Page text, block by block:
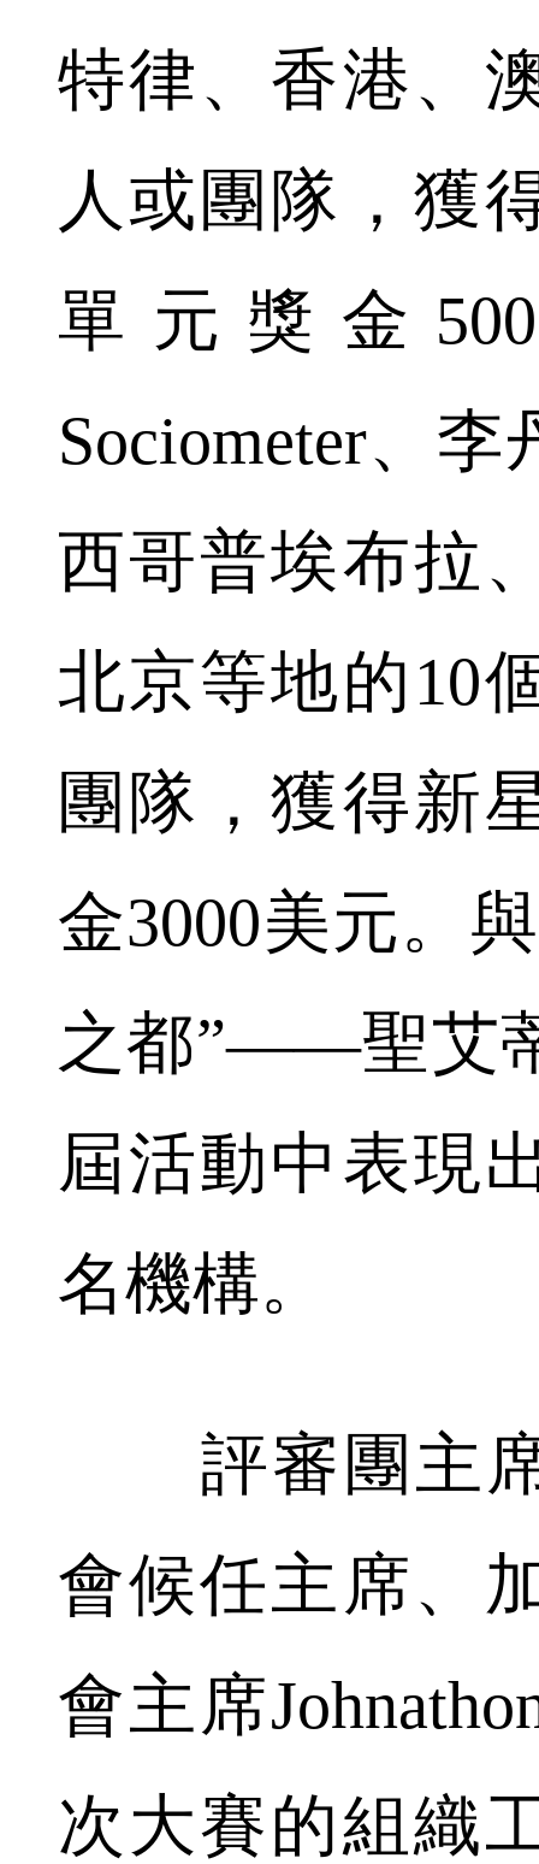
特律、香港、
人或團隊，獲
單元獎金
Sociometer、
西哥普埃布拉
北京等地的10
團隊，獲得新
金3000美元。
之都”——聖艾
屆活動中表現
名機構。
評審團主
會候任主席、
會主席
次大賽的組織